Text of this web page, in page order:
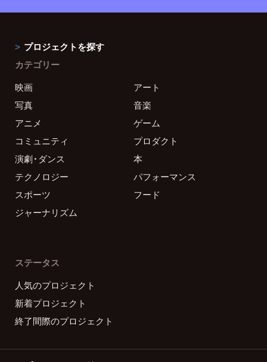
プロジェクトを探す
カテゴリー
映画
アート
写真
音楽
アニメ
ゲーム
コミュニティ
プロダクト
演劇・ダンス
本
テクノロジー
パフォーマンス
スポーツ
フード
ジャーナリズム
ステータス
人気のプロジェクト
新着プロジェクト
終了間際のプロジェクト